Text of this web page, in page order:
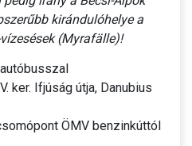
kirándulóhelye a
(Myrafälle)!
ker. Ifjúság útja, Danubius
ÖMV benzinkúttól